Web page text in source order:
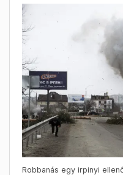
Robbanás egy irpinyi